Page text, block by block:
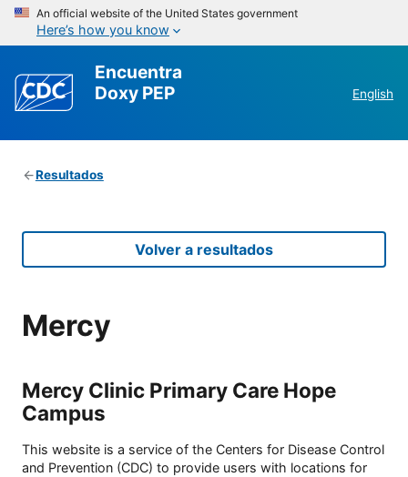
An official website of the United States government
Here’s how you know
Encuentra
Doxy PEP
English
Resultados
Volver a resultados
Mercy
Mercy Clinic Primary Care Hope
Campus
This website is a service of the Centers for Disease Control
and Prevention (CDC) to provide users with locations for